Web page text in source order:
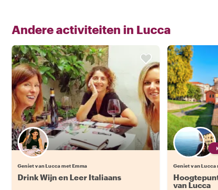
Andere activiteiten in Lucca
Geniet van Lucca met Emma
Drink Wijn en Leer Italiaans
Geniet van Lucca
van Lucca